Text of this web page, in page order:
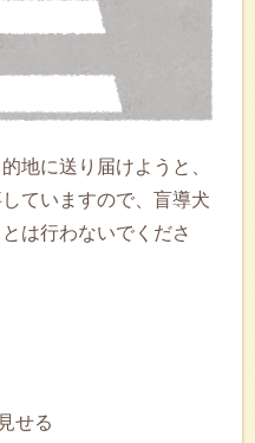
地に送り届けようと、
ていますので、盲導犬
は行わないでくださ
せる